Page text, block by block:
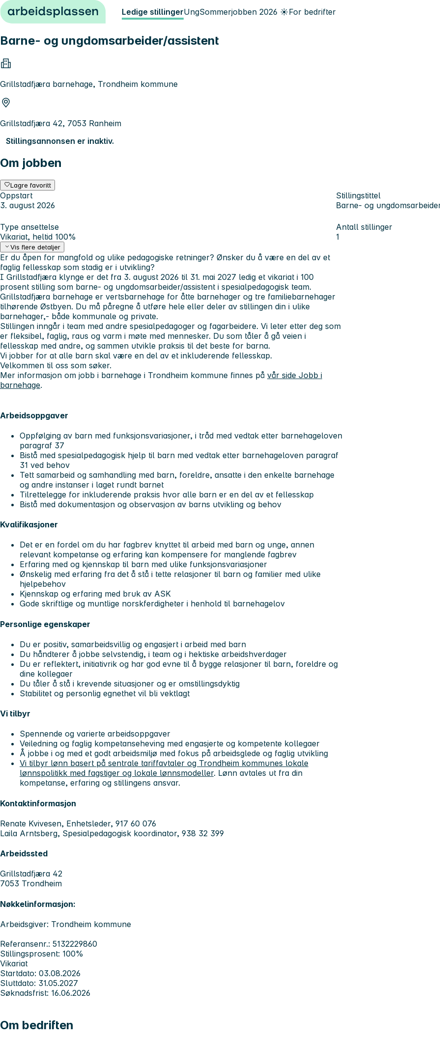
Hopp til innhold Ledige stillingerUngSommerjobben 2026 ☀️For bedrifter
Barne- og ungdomsarbeider/assistent
Grillstadfjæra barnehage, Trondheim kommune
Grillstadfjæra 42, 7053 Ranheim
Stillingsannonsen er inaktiv.
Om jobben
Lagre favoritt
Oppstart
3. august 2026
Stillingstittel
Barne- og
Type ansettelse
Vikariat, heltid 100%
Antall stillinger
1
Vis flere detaljer
Er du åpen for mangfold og ulike pedagogiske retninger? Ønsker du å være en del av et
faglig fellesskap som stadig er i utvikling?
I Grillstadfjæra klynge er det fra 3. august 2026 til 31. mai 2027 ledig et vikariat i 100
prosent stilling som barne- og ungdomsarbeider/assistent i spesialpedagogisk team.
Grillstadfjæra barnehage er vertsbarnehage for åtte barnehager og tre familiebarnehager
tilhørende Østbyen. Du må påregne å utføre hele eller deler av stillingen din i ulike
barnehager,- både kommunale og private.
Stillingen inngår i team med andre spesialpedagoger og fagarbeidere. Vi leter etter deg som
er fleksibel, faglig, raus og varm i møte med mennesker. Du som tåler å gå veien i
fellesskap med andre, og sammen utvikle praksis til det beste for barna.
Vi jobber for at alle barn skal være en del av et inkluderende fellesskap.
Velkommen til oss som søker.
Mer informasjon om jobb i barnehage i Trondheim kommune finnes på vår side Jobb i
barnehage.
Arbeidsoppgaver
Oppfølging av barn med funksjonsvariasjoner, i tråd med vedtak etter barnehageloven
paragraf 37
Bistå med spesialpedagogisk hjelp til barn med vedtak etter barnehageloven paragraf
31 ved behov
Tett samarbeid og samhandling med barn, foreldre, ansatte i den enkelte barnehage
og andre instanser i laget rundt barnet
Tilrettelegge for inkluderende praksis hvor alle barn er en del av et fellesskap
Bistå med dokumentasjon og observasjon av barns utvikling og behov
Kvalifikasjoner
Det er en fordel om du har fagbrev knyttet til arbeid med barn og unge, annen
relevant kompetanse og erfaring kan kompensere for manglende fagbrev
Erfaring med og kjennskap til barn med ulike funksjonsvariasjoner
Ønskelig med erfaring fra det å stå i tette relasjoner til barn og familier med ulike
hjelpebehov
Kjennskap og erfaring med bruk av ASK
Gode skriftlige og muntlige norskferdigheter i henhold til barnehagelov
Personlige egenskaper
Du er positiv, samarbeidsvillig og engasjert i arbeid med barn
Du håndterer å jobbe selvstendig, i team og i hektiske arbeidshverdager
Du er reflektert, initiativrik og har god evne til å bygge relasjoner til barn, foreldre og
dine kollegaer
Du tåler å stå i krevende situasjoner og er omstillingsdyktig
Stabilitet og personlig egnethet vil bli vektlagt
Vi tilbyr
Spennende og varierte arbeidsoppgaver
Veiledning og faglig kompetanseheving med engasjerte og kompetente kollegaer
Å jobbe i og med et godt arbeidsmiljø med fokus på arbeidsglede og faglig utvikling
Vi tilbyr lønn basert på sentrale tariffavtaler og Trondheim kommunes lokale
lønnspolitikk med fagstiger og lokale lønnsmodeller. Lønn avtales ut fra din
kompetanse, erfaring og stillingens ansvar.
Kontaktinformasjon
Renate Kvivesen, Enhetsleder, 917 60 076
Laila Arntsberg, Spesialpedagogisk koordinator, 938 32 399
Arbeidssted
Grillstadfjæra 42
7053 Trondheim
Nøkkelinformasjon:
Arbeidsgiver: Trondheim kommune
Referansenr.: 5132229860
Stillingsprosent: 100%
Vikariat
Startdato: 03.08.2026
Sluttdato: 31.05.2027
Søknadsfrist: 16.06.2026
Om bedriften